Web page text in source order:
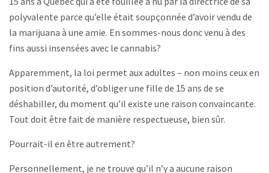
polyvalente parce qu’elle était soupçonnée d’avoir vendu de
la marijuana à une amie. En sommes-nous donc venu à des
fins aussi insensées avec le cannabis?
Apparemment, la loi permet aux adultes – non moins ceux en
position d’autorité, d’obliger une fille de 15 ans de se
déshabiller, du moment qu’il existe une raison convaincante.
Tout doit être fait de manière respectueuse, bien sûr.
Pourrait-il en être autrement?
Personnellement, je ne trouve qu’il n’y a aucune raison